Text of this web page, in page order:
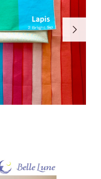
た目にするには？〜予
